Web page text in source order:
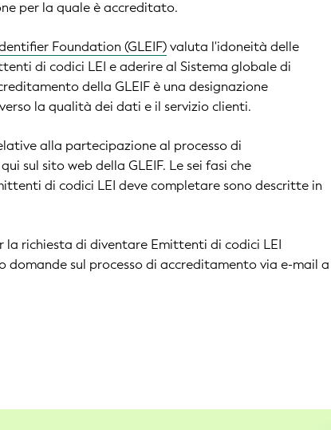
per la quale è accreditato.
Foundation (GLEIF)valuta l'idoneità delle
di codici LEI e aderire al Sistema globale di
della GLEIF è una designazione
la qualità dei dati e il servizio clienti.
alla partecipazione al processo di
sul sito web della GLEIF. Le sei fasi che
di codici LEI deve completare sono descritte in
la richiesta di diventare Emittenti di codici LEI
domande sul processo di accreditamento via e-mail a